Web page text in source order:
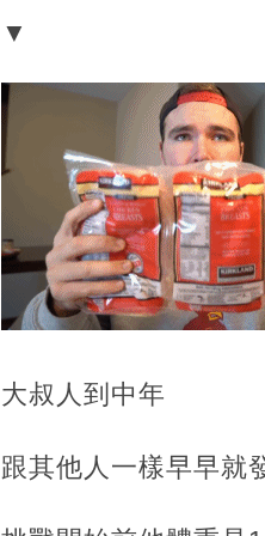
▼
大叔人到中年
跟其他人一樣早早就